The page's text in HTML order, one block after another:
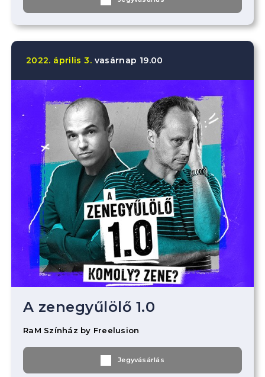
2022. április 3. vasárnap 19.00
A zenegyűlölő 1.0
RaM Színház by Freelusion
Jegyvásárlás